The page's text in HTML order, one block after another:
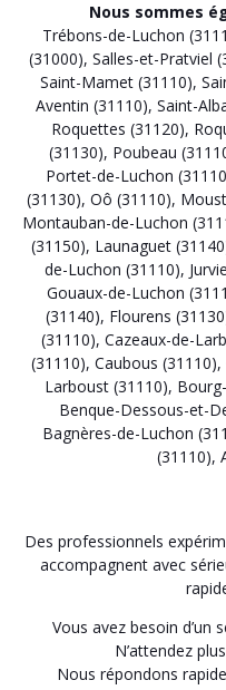
Nous sommes
Trébons-de-Luchon
(31000), Salles-et-Pratviel
Saint-Mamet (31110),
Aventin (31110), Saint-
Roquettes (31120),
(31130), Poubeau
Portet-de-Luchon
(31130), Oô (31110),
Montauban-de-Luchon
(31150), Launaguet
de-Luchon (31110),
Gouaux-de-Luchon
(31140), Flourens
(31110), Cazeaux-de-
(31110), Caubous (31110),
Larboust (31110),
Benque-Dessous-et-
Bagnères-de-Luchon
(31110),
Des professionnels
accompagnent avec
Vous avez besoin d’un
N’attendez
Nous répondons